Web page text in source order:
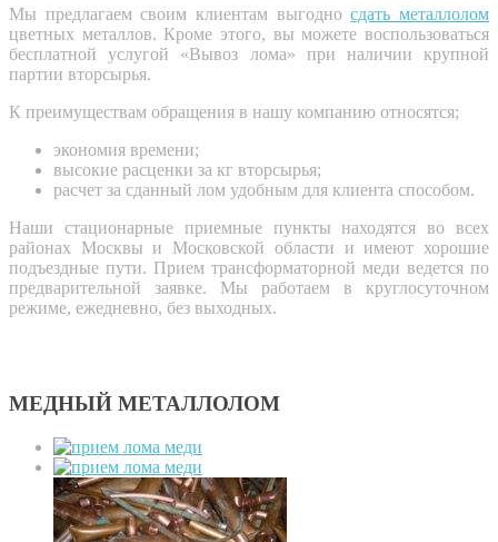
Мы предлагаем своим клиентам выгодносдать металлолом
цветных металлов. Кроме этого, вы можете воспользоваться
бесплатной услугой «Вывоз лома» при наличии крупной
партии вторсырья.
К преимуществам обращения в нашу компанию относятся;
экономия времени;
высокие расценки за кг вторсырья;
расчет за сданный лом удобным для клиента способом.
Наши стационарные приемные пункты находятся во всех
районах Москвы и Московской области и имеют хорошие
подъездные пути. Прием трансформаторной меди ведется по
предварительной заявке. Мы работаем в круглосуточном
режиме, ежедневно, без выходных.
МЕДНЫЙ МЕТАЛЛОЛОМ